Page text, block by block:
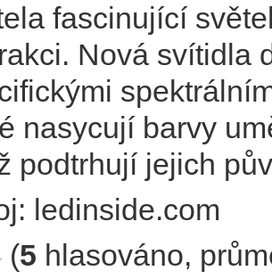
fascinující
Nová svítidla
nasycují barvy
podtrhují jejich
ledinside.com
(5 hlasováno,